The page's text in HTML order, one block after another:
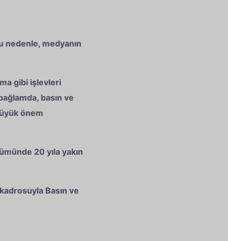
nedenle, medyanın
gibi işlevleri
basın ve
önem
20 yıla yakın
Basın ve